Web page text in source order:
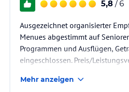
5,8 / 6
Ausgezeichnet organisierter
Menues abgestimmt auf
Programmen und Ausflügen,
eingeschlossen. Preis/
sehr gutes Essen
Mehr anzeigen